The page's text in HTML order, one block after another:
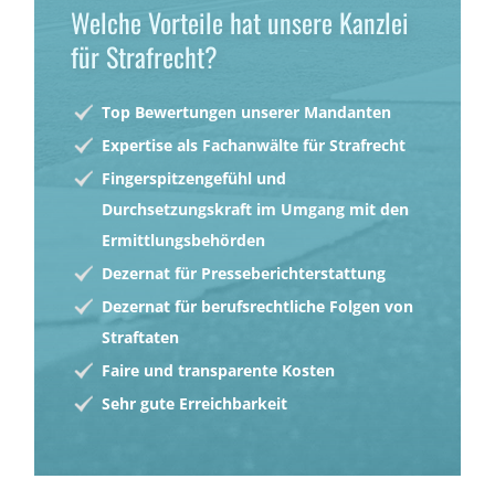
Welche Vorteile hat unsere Kanzlei
für Strafrecht?
Top Bewertungen unserer Mandanten
Expertise als Fachanwälte für Strafrecht
Fingerspitzengefühl und
Durchsetzungskraft im Umgang mit den
Ermittlungsbehörden
Dezernat für Presseberichterstattung
Dezernat für berufsrechtliche Folgen von
Straftaten
Faire und transparente Kosten
Sehr gute Erreichbarkeit